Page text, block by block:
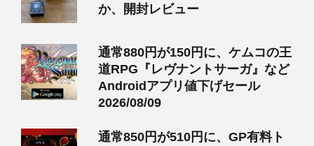
か、開封レビュー
通常880円が150円に、ケムコの王
道RPG『レヴナントサーガ』など
Androidアプリ値下げセール
2026/08/09
通常850円が510円に、GP有料ト